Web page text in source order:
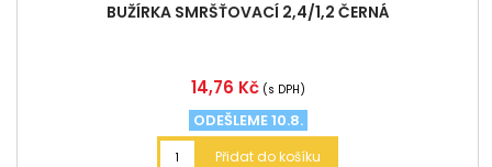
BUŽÍRKA SMRŠŤOVACÍ 2,4/1,2 ČERNÁ
Cena
14,76 Kč (s DPH)
ODEŠLEME 10.8.
Přidat do košíku